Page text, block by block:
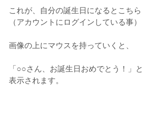
これが、自分の誕生日になるとこちら
（アカウントにログインしている事）
画像の上にマウスを持っていくと、
「○○さん、お誕生日おめでとう！」と
表示されます。